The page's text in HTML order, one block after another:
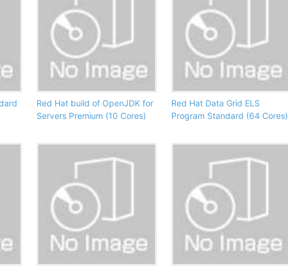
Red Hat build of OpenJDK for
Servers Premium (10 Cores)
Red Hat Data Grid ELS
Program Standard (64 Cores)